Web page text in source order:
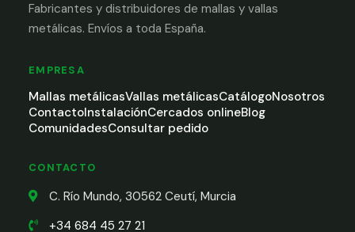
Fabricantes y distribuidores de mallas y vallas
metálicas. Envíos a toda España.
EMPRESA
Mallas metálicasVallas metálicasCatálogoNosotros
ContactoInstalaciónCercados onlineBlog
ComunidadesConsultar pedido
CONTACTO
C. Río Mundo, 30562 Ceutí, Murcia
+34 684 45 27 21